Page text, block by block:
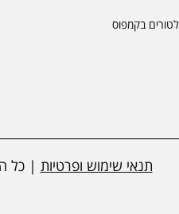
בקמפוס
תנאי שימוש ופרטיות | כל